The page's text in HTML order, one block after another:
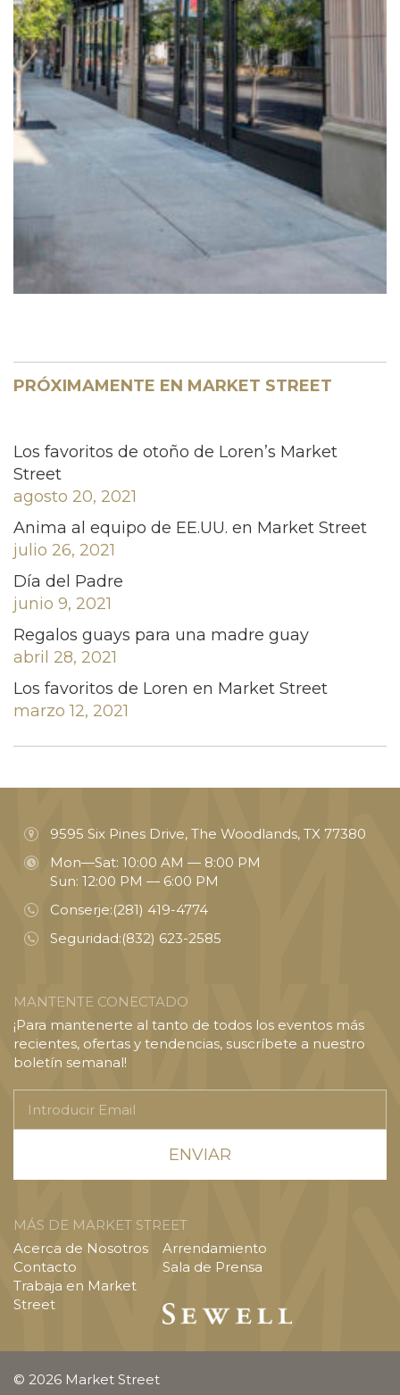
PRÓXIMAMENTE EN MARKET STREET
Los favoritos de otoño de Loren’s Market
Street
agosto 20, 2021
Anima al equipo de EE.UU. en Market Street
julio 26, 2021
Día del Padre
junio 9, 2021
Regalos guays para una madre guay
abril 28, 2021
Los favoritos de Loren en Market Street
marzo 12, 2021
9595 Six Pines Drive, The Woodlands, TX 77380
Mon—Sat: 10:00 AM — 8:00 PM
Sun: 12:00 PM — 6:00 PM
Conserje:(281) 419-4774
Seguridad:(832) 623-2585
MANTENTE CONECTADO
¡Para mantenerte al tanto de todos los eventos más
recientes, ofertas y tendencias, suscríbete a nuestro
boletín semanal!
Email
MÁS DE MARKET STREET
Acerca de Nosotros
Contacto
Trabaja en Market
Street
Arrendamiento
Sala de Prensa
© 2026 Market Street